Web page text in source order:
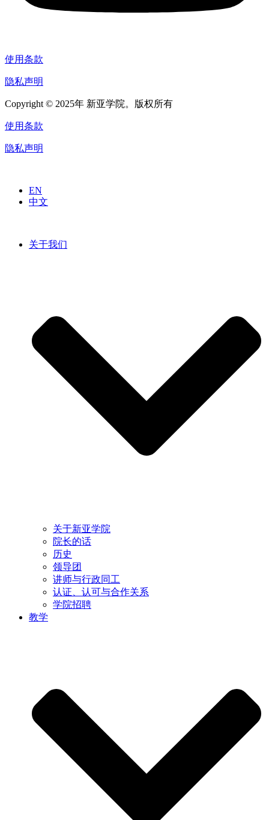
使用条款
隐私声明
Copyright © 2025年 新亚学院。版权所有
使用条款
隐私声明
EN
中文
关于我们
关于新亚学院
院长的话
历史
领导团
讲师与行政同工
认证、认可与合作关系
学院招聘
教学